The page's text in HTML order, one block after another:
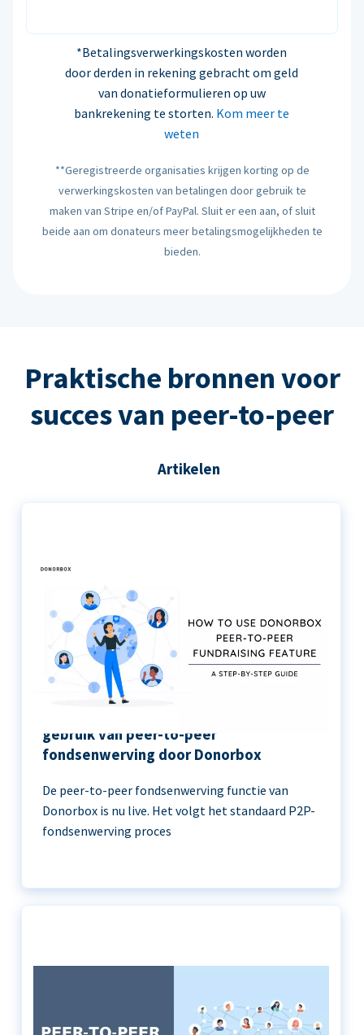
*Betalingsverwerkingskosten worden
door derden in rekening gebracht om geld
van donatieformulieren op uw
bankrekening te storten. Kom meer te
weten
**Geregistreerde organisaties krijgen korting op de
verwerkingskosten van betalingen door gebruik te
maken van Stripe en/of PayPal. Sluit er een aan, of sluit
beide aan om donateurs meer betalingsmogelijkheden te
bieden.
Praktische bronnen voor
succes van peer-to-peer
Artikelen
gebruik van peer-to-peer
fondsenwerving door Donorbox
De peer-to-peer fondsenwerving functie van
Donorbox is nu live. Het volgt het standaard P2P-
fondsenwerving proces